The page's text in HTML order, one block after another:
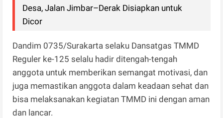
Desa, Jalan Jimbar–Derak Disiapkan untuk
Dicor
Dandim 0735/Surakarta selaku Dansatgas TMMD
Reguler ke-125 selalu hadir ditengah-tengah
anggota untuk memberikan semangat motivasi, dan
juga memastikan anggota dalam keadaan sehat dan
bisa melaksanakan kegiatan TMMD ini dengan aman
dan lancar.